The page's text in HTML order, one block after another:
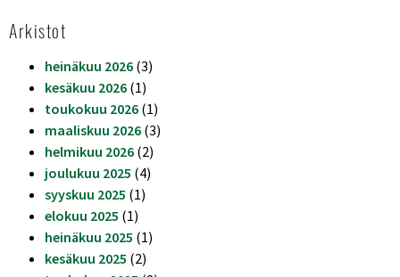
Arkistot
heinäkuu 2026 (3)
kesäkuu 2026 (1)
toukokuu 2026 (1)
maaliskuu 2026 (3)
helmikuu 2026 (2)
joulukuu 2025 (4)
syyskuu 2025 (1)
elokuu 2025 (1)
heinäkuu 2025 (1)
kesäkuu 2025 (2)